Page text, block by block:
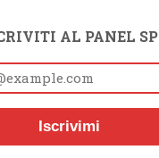
AL PANEL SP
Iscrivimi